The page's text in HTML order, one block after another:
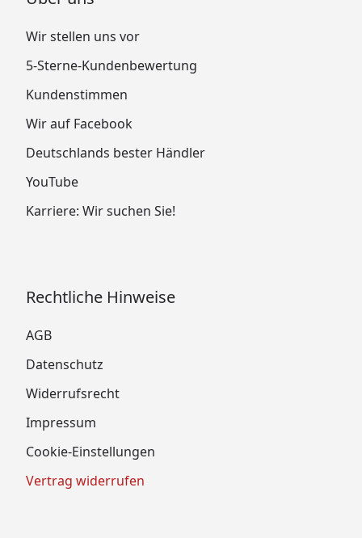
Wir stellen uns vor
5-Sterne-Kundenbewertung
Kundenstimmen
Wir auf Facebook
Deutschlands bester Händler
YouTube
Karriere: Wir suchen Sie!
Rechtliche Hinweise
AGB
Datenschutz
Widerrufsrecht
Impressum
Cookie-Einstellungen
Vertrag widerrufen